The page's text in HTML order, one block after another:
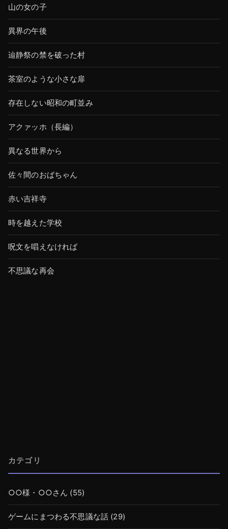
山の女の子
異界の午後
辿静祭の禁を破った村
茶室のような小さな扉
存在しない昭和の町並み
アクァッホ（長編）
異なる世界から
佐々間のおばちゃん
赤い吉祥寺
時を越えた学校
呪文を唱えなければ
不思議な再会
カテゴリ
○○様・○○さん (55)
ゲームにまつわる不思議な話 (29)